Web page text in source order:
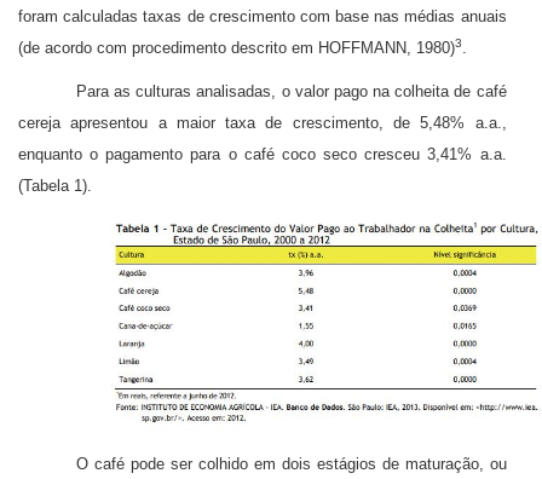
foram calculadas taxas de crescimento com base nas mé­dias anuais
(de acordo com procedimento descrito em HOFFMANN, 1980)3
Para as culturas analisadas, o valor pago na colheita de café
cereja apresentou a mai­or taxa de crescimento, de 5,48% a.a.,
enquanto o pagamento para o café coco seco cresceu 3,41% a.a.
(Tabela 1).
O café pode ser colhido em dois estágios de maturação, ou